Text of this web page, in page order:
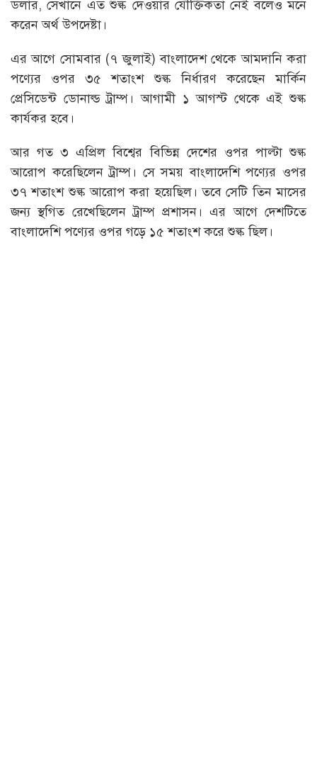
ডলার, সেখানে এত শুল্ক দেওয়ার যৌক্তিকতা নেই বলেও মনে
করেন অর্থ উপদেষ্টা।
এর আগে সোমবার (৭ জুলাই) বাংলাদেশ থেকে আমদানি করা
পণ্যের ওপর ৩৫ শতাংশ শুল্ক নির্ধারণ করেছেন মার্কিন
প্রেসিডেন্ট ডোনাল্ড ট্রাম্প। আগামী ১ আগস্ট থেকে এই শুল্ক
কার্যকর হবে।
আর গত ৩ এপ্রিল বিশ্বের বিভিন্ন দেশের ওপর পাল্টা শুল্ক
আরোপ করেছিলেন ট্রাম্প। সে সময় বাংলাদেশি পণ্যের ওপর
৩৭ শতাংশ শুল্ক আরোপ করা হয়েছিল। তবে সেটি তিন মাসের
জন্য স্থগিত রেখেছিলেন ট্রাম্প প্রশাসন। এর আগে দেশটিতে
বাংলাদেশি পণ্যের ওপর গড়ে ১৫ শতাংশ করে শুল্ক ছিল।